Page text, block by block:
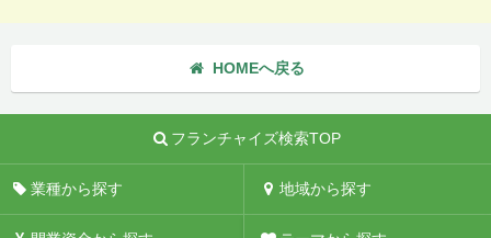
HOMEへ戻る
フランチャイズ検索TOP
業種から探す 地域から探す